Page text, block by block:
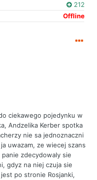
212
Offline
ciekawego pojedynku w
Andzelika Kerber spotka
nie sa jednoznaczni
uwazam, ze wiecej szans
panie zdecydowaly sie
gdyz na niej czuja sie
po stronie Rosjanki,